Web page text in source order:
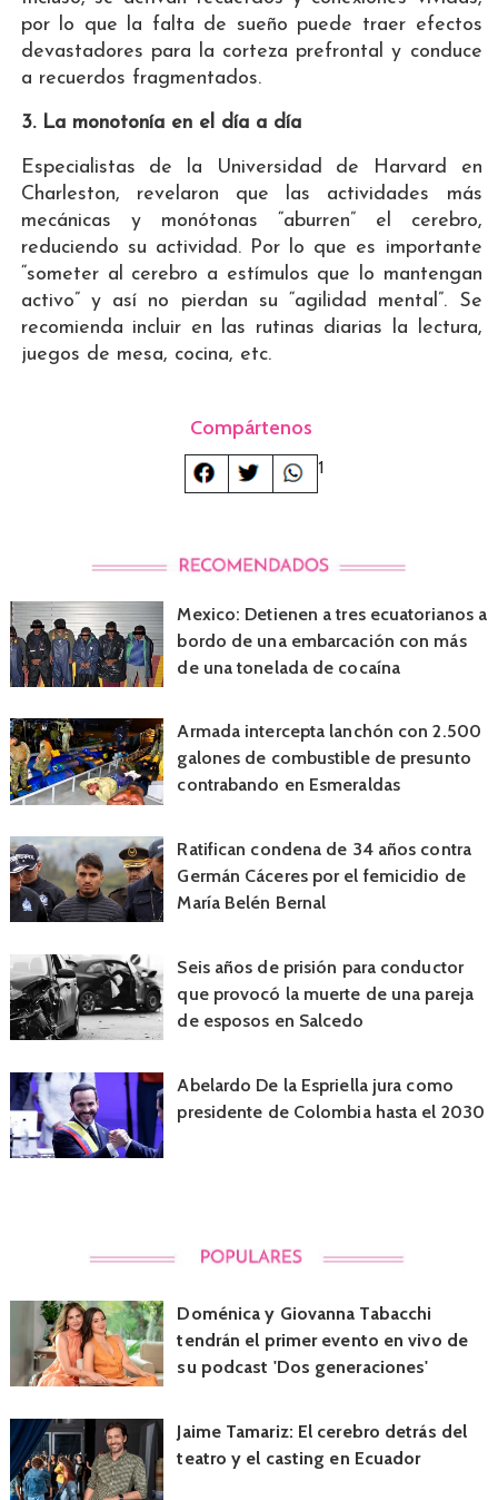
por lo que la falta de sueño puede traer efectos
devastadores para la corteza prefrontal y conduce
a recuerdos fragmentados.
3. La monotonía en el día a día
Especialistas de la Universidad de Harvard en
Charleston, revelaron que las actividades más
mecánicas y monótonas “aburren” el cerebro,
reduciendo su actividad. Por lo que es importante
“someter al cerebro a estímulos que lo mantengan
activo” y así no pierdan su “agilidad mental”. Se
recomienda incluir en las rutinas diarias la lectura,
juegos de mesa, cocina, etc.
Compártenos
1
Mexico: Detienen a tres ecuatorianos a
bordo de una embarcación con más
de una tonelada de cocaína
Armada intercepta lanchón con 2.500
galones de combustible de presunto
contrabando en Esmeraldas
Ratifican condena de 34 años contra
Germán Cáceres por el femicidio de
María Belén Bernal
Seis años de prisión para conductor
que provocó la muerte de una pareja
de esposos en Salcedo
Abelardo De la Espriella jura como
presidente de Colombia hasta el 2030
Doménica y Giovanna Tabacchi
tendrán el primer evento en vivo de
su podcast 'Dos generaciones'
Jaime Tamariz: El cerebro detrás del
teatro y el casting en Ecuador